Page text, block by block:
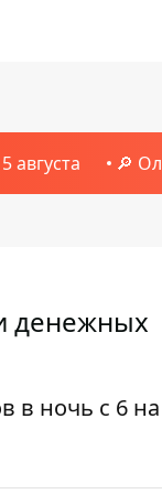
августа 🔎
денежных
в ночь с 6